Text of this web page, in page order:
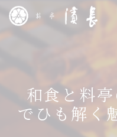
和食と料
でひも解く